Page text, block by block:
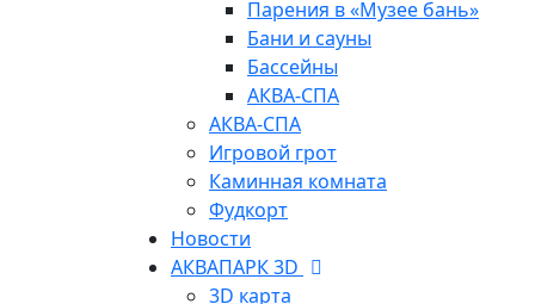
Парения в «Музее бань»
Бани и сауны
Бассейны
АКВА-СПА
АКВА-СПА
Игровой грот
Каминная комната
Фудкорт
Новости
АКВАПАРК 3D
3D карта